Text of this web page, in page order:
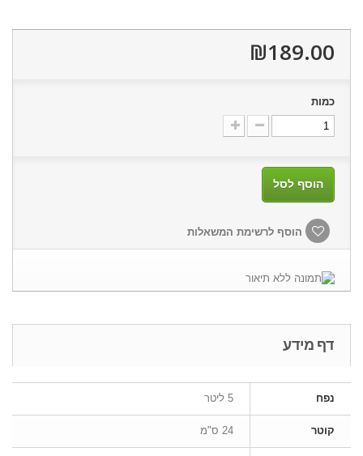
₪189.00
כמות
הוסף לסל
הוסף לרשימת המשאלות
דף מידע
נפח 5 ליטר
קוטר 24 ס"מ